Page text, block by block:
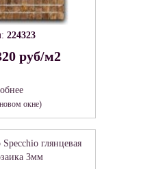
224323
руб/м2
окне)
глянцевая
3мм